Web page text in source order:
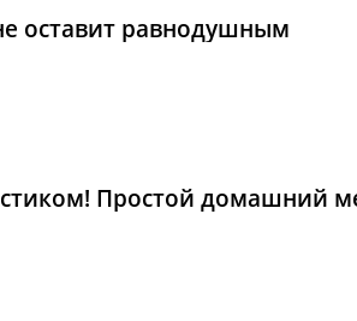
оставит равнодушным
Простой домашний